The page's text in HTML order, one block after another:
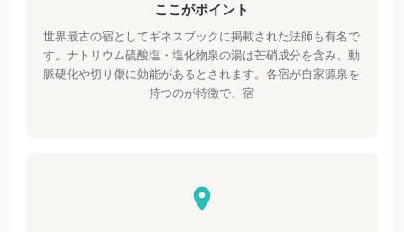
ここがポイント
世界最古の宿としてギネスブックに掲載された法師も有名で
す。ナトリウム硫酸塩・塩化物泉の湯は芒硝成分を含み、動
脈硬化や切り傷に効能があるとされます。各宿が自家源泉を
持つのが特徴で、宿